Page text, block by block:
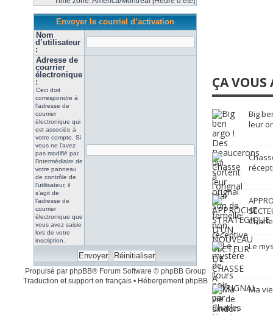
Envoyer le courriel d’activation
Nom
d’utilisateur
:
Adresse de
courrier
électronique
:
Ceci doit
correspondre à
l’adresse de
courrier
électronique qui
est associée à
votre compte. Si
vous ne l’avez
pas modifié par
l’intermédiaire de
votre panneau
de contrôle de
l’utilisateur, il
s’agit de
l’adresse de
courrier
électronique que
vous avez saisie
lors de votre
inscription.
Propulsé par phpBB® Forum Software © phpBB Group
Traduction et support en français• Hébergement phpBB
ÇA VOUS
Big
leur
Le
Ma